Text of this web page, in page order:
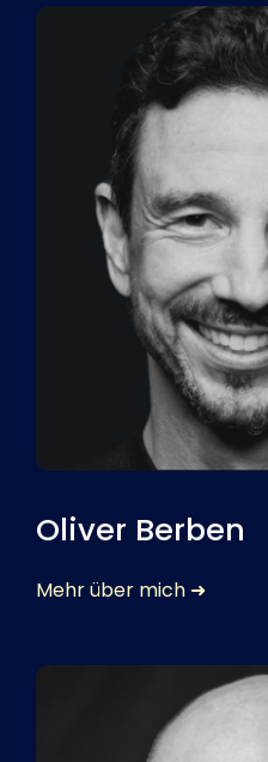
Oliver Berben
Mehr über mich ➜